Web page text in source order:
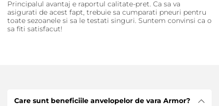
Principalul avantaj e raportul calitate-pret. Ca sa va
asigurati de acest fapt, trebuie sa cumparati pneuri pentru
toate sezoanele si sa le testati singuri. Suntem convinsi ca o
sa fiti satisfacut!
Care sunt beneficiile anvelopelor de vara Armor?